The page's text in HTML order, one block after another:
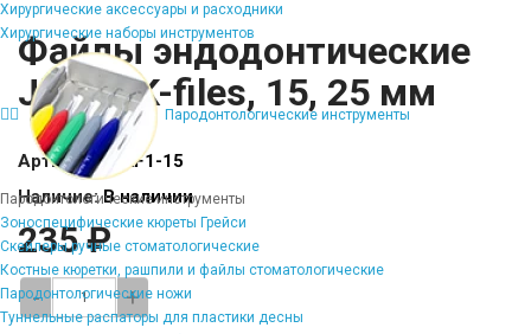
Хирургические аксессуары и расходники
Хирургические наборы инструментов
Пародонтологические инструменты
Пародонтологические инструменты
Зоноспецифические кюреты Грейси
Скейлеры ручные стоматологические
Костные кюретки, рашпили и файлы стоматологические
Пародонтологические ножи
Туннельные распаторы для пластики десны
Файлы эндодонтические
JiNGC K-files, 15, 25 мм
Артикул:FI-KF1-15
Наличие:В наличии
235 ₽
- +